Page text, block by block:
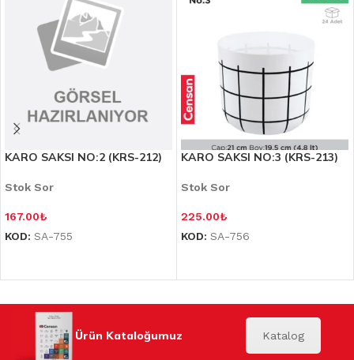
KARO SAKSI NO:2 (KRS-212)
Stok Sor
167.00₺
KOD: SA-755
KARO SAKSI NO:3 (KRS-213)
Stok Sor
225.00₺
KOD: SA-756
Ürün Kataloğumuz Katalog